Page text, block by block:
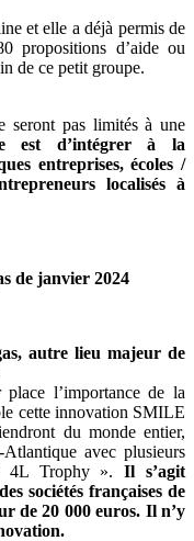
et elle a déjà permis de
propositions d’aide ou
de ce petit groupe.
seront pas limités à une
est d’intégrer à la
entreprises, écoles /
localisés à
de janvier 2024
autre lieu majeur de
l’importance de la
cette innovation SMILE
du monde entier,
avec plusieurs
4L Trophy ». Il s’agit
sociétés françaises de
de 20 000 euros. Il n’y